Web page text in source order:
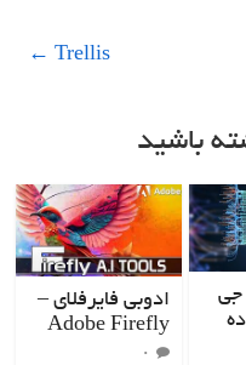
Trellis
←
باشید
جی
ادوبی فایرفلای –
Adobe Firefly
۰